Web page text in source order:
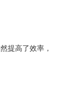
提高了效率，